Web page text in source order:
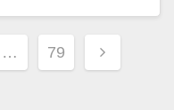
… 79